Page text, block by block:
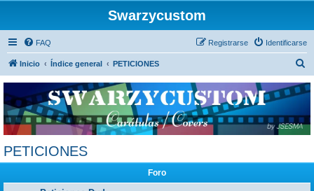
Swarzycustom
FAQ Identificarse
Registrarse
Inicio Índice general PETICIONES
c
PETICIONES
Foro